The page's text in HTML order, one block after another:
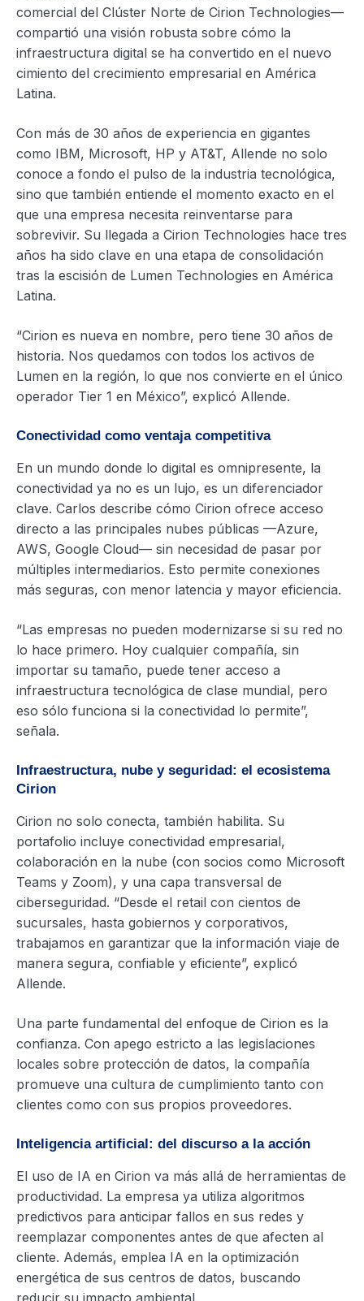
comercial del Clúster Norte de Cirion Technologies—
compartió una visión robusta sobre cómo la
infraestructura digital se ha convertido en el nuevo
cimiento del crecimiento empresarial en América
Latina.
Con más de 30 años de experiencia en gigantes
como IBM, Microsoft, HP y AT&T, Allende no solo
conoce a fondo el pulso de la industria tecnológica,
sino que también entiende el momento exacto en el
que una empresa necesita reinventarse para
sobrevivir. Su llegada a Cirion Technologies hace tres
años ha sido clave en una etapa de consolidación
tras la escisión de Lumen Technologies en América
Latina.
“Cirion es nueva en nombre, pero tiene 30 años de
historia. Nos quedamos con todos los activos de
Lumen en la región, lo que nos convierte en el único
operador Tier 1 en México”, explicó Allende.
Conectividad como ventaja competitiva
En un mundo donde lo digital es omnipresente, la
conectividad ya no es un lujo, es un diferenciador
clave. Carlos describe cómo Cirion ofrece acceso
directo a las principales nubes públicas —Azure,
AWS, Google Cloud— sin necesidad de pasar por
múltiples intermediarios. Esto permite conexiones
más seguras, con menor latencia y mayor eficiencia.
“Las empresas no pueden modernizarse si su red no
lo hace primero. Hoy cualquier compañía, sin
importar su tamaño, puede tener acceso a
infraestructura tecnológica de clase mundial, pero
eso sólo funciona si la conectividad lo permite”,
señala.
Infraestructura, nube y seguridad: el ecosistema
Cirion
Cirion no solo conecta, también habilita. Su
portafolio incluye conectividad empresarial,
colaboración en la nube (con socios como Microsoft
Teams y Zoom), y una capa transversal de
ciberseguridad. “Desde el retail con cientos de
sucursales, hasta gobiernos y corporativos,
trabajamos en garantizar que la información viaje de
manera segura, confiable y eficiente”, explicó
Allende.
Una parte fundamental del enfoque de Cirion es la
confianza. Con apego estricto a las legislaciones
locales sobre protección de datos, la compañía
promueve una cultura de cumplimiento tanto con
clientes como con sus propios proveedores.
Inteligencia artificial: del discurso a la acción
El uso de IA en Cirion va más allá de herramientas de
productividad. La empresa ya utiliza algoritmos
predictivos para anticipar fallos en sus redes y
reemplazar componentes antes de que afecten al
cliente. Además, emplea IA en la optimización
energética de sus centros de datos, buscando
reducir su impacto ambiental.